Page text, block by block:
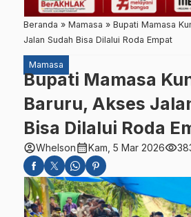
Beranda » Mamasa » Bupati Mamasa
Jalan Sudah Bisa Dilalui Roda Empat
Mamasa
Bupati Mamasa
Baruru, Akses
Bisa Dilalui Roda
account_circleWhelsoncalendar_monthKam, 5 Mar 2026visibility